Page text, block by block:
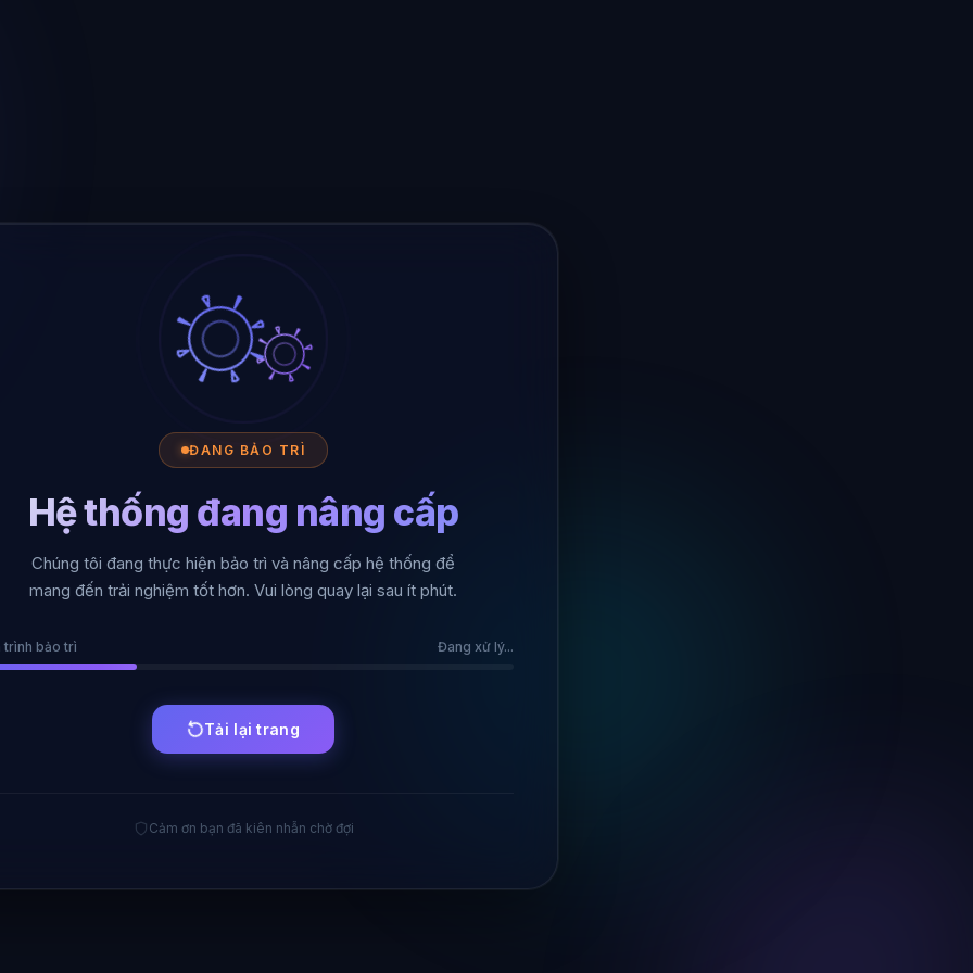
ĐANG BẢO TRÌ
Hệ thống đang nâng cấp
Chúng tôi đang thực hiện bảo trì và nâng cấp hệ thống để
mang đến trải nghiệm tốt hơn. Vui lòng quay lại sau ít phút.
trình bảo trì Đang xử lý...
Tải lại trang
Cảm ơn bạn đã kiên nhẫn chờ đợi